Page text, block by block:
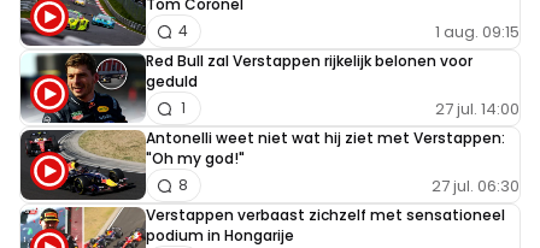
Tom Coronel
1 aug. 09:15
4
Red Bull zal Verstappen rijkelijk belonen voor
geduld
27 jul. 14:00
1
Antonelli weet niet wat hij ziet met Verstappen:
"Oh my god!"
27 jul. 06:30
8
Verstappen verbaast zichzelf met sensationeel
podium in Hongarije